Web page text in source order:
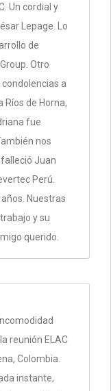
Un cordial y
Lepage. Lo
de
Otro
a
Ríos de Horna,
fue
nos
Juan
Perú.
Nuestras
y su
querido.
reunión ELAC
Colombia.
instante,